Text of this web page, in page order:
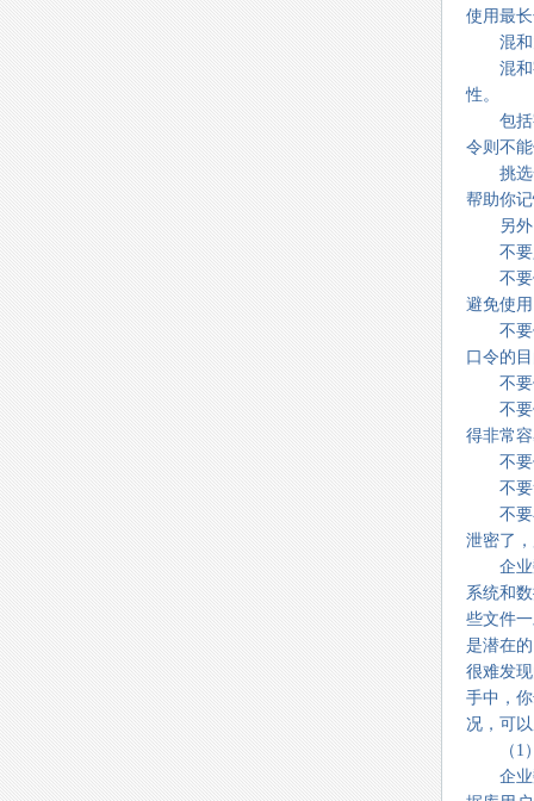
使用最
混和大
混和字
性。
包括字
令则不
挑选一
帮助你
另外，
不要只
不要使
避免使
不要使
口令的
不要
不要使
得非常
不要倒
不要笔
不要在
泄密了
企业数
系统和
些文件
是潜在
很难发
手中，
况，可
（1）
企业数